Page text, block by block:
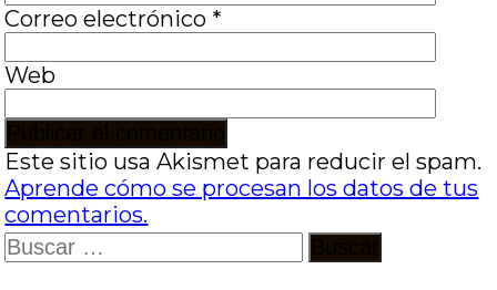
Correo electrónico *
Web
Este sitio usa Akismet para reducir el spam.
Aprende cómo se procesan los datos de tus
comentarios.
Buscar: